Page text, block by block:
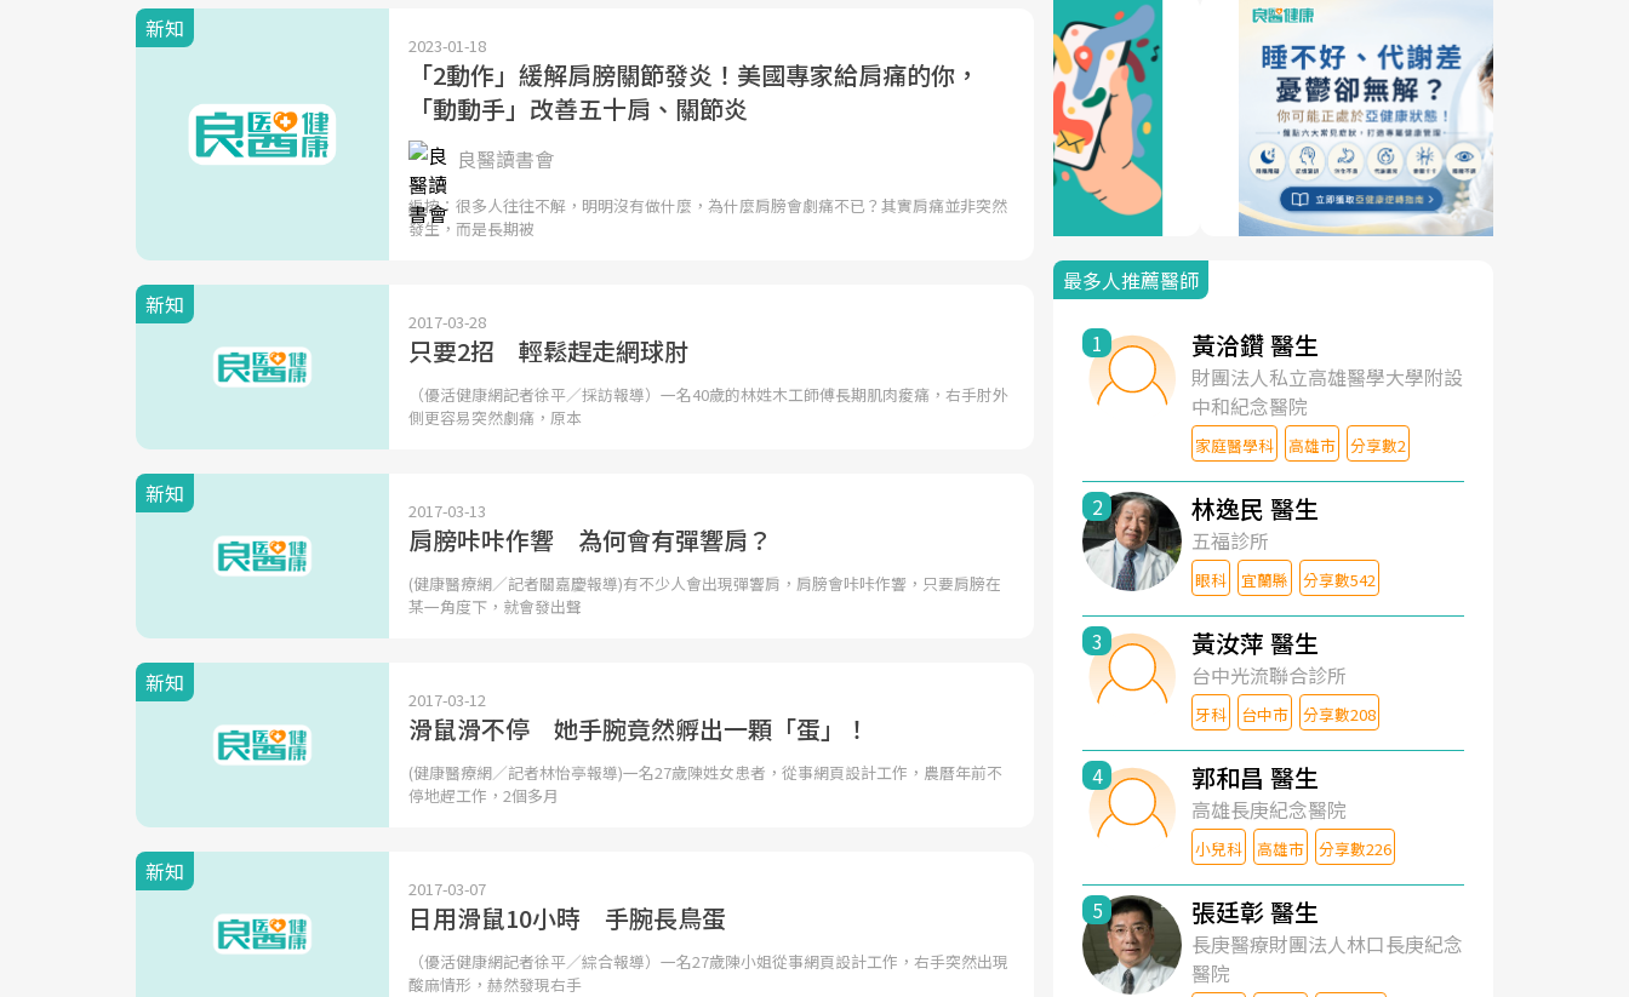
新知
2023-01-18
「2動作」緩解肩膀關節發炎！美國專家給肩痛的你，
「動動手」改善五十肩、關節炎
良醫讀書會
編按：很多人往往不解，明明沒有做什麼，為什麼肩膀會劇痛不已？其實肩痛並非突然
發生，而是長期被
新知
2017-03-28
只要2招 輕鬆趕走網球肘
（優活健康網記者徐平／採訪報導）一名40歲的林姓木工師傅長期肌肉痠痛，右手肘外
側更容易突然劇痛，原本
新知
2017-03-13
肩膀咔咔作響 為何會有彈響肩？
(健康醫療網／記者關嘉慶報導)有不少人會出現彈響肩，肩膀會咔咔作響，只要肩膀在
某一角度下，就會發出聲
新知
2017-03-12
滑鼠滑不停 她手腕竟然孵出一顆「蛋」！
(健康醫療網／記者林怡亭報導)一名27歲陳姓女患者，從事網頁設計工作，農曆年前不
停地趕工作，2個多月
新知
2017-03-07
日用滑鼠10小時 手腕長鳥蛋
（優活健康網記者徐平／綜合報導）一名27歲陳小姐從事網頁設計工作，右手突然出現
酸麻情形，赫然發現右手
最多人推薦醫師
1 黃洽鑽 醫生
財團法人私立高雄醫學大學附設
中和紀念醫院
家庭醫學科 高雄市 分享數2
2 林逸民 醫生
五福診所
眼科 宜蘭縣 分享數542
3 黃汝萍 醫生
台中光流聯合診所
牙科 台中市 分享數208
4 郭和昌 醫生
高雄長庚紀念醫院
小兒科 高雄市 分享數226
5 張廷彰 醫生
長庚醫療財團法人林口長庚紀念
醫院